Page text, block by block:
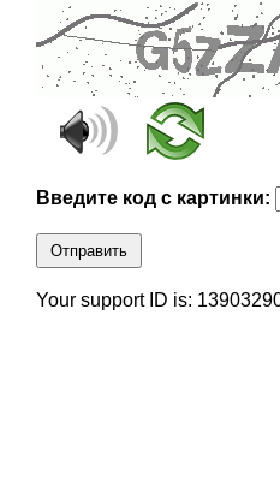
Введите код с картинки:
Отправить
Your support ID is: